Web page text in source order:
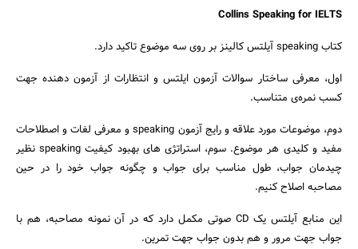
Collins Speaking for IELTS
کتاب speaking آیلتس کالینز بر روی سه موضوع تاکید دارد.
اول، معرفی ساختار سوالات آزمون ایلتس و انتظارات از آزمون دهنده جهت
کسب نمره‌ی متناسب.
دوم، موضوعات مورد علاقه و رایج آزمون speaking و معرفی لغات و اصطلاحات
مفید و کلیدی هر موضوع. سوم، استراتژی های بهبود کیفیت speaking نظیر
چیدمان جواب، طول مناسب برای جواب و چگونه جواب خود را در حین
مصاحبه اصلاح کنیم.
این منابع آیلتس یک CD صوتی مکمل دارد که در آن نمونه مصاحبه، هم با
جواب جهت مرور و هم بدون جواب جهت تمرین.